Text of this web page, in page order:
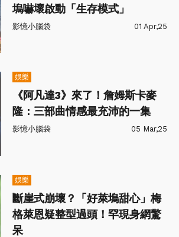
塢嚇壞啟動「生存模式」
影憶小腦袋 01 Apr,25
娛樂
《阿凡達3》來了！詹姆斯卡麥
隆：三部曲情感最充沛的一集
影憶小腦袋 05 Mar,25
娛樂
斷崖式崩壞？「好萊塢甜心」梅
格萊恩疑整型過頭！罕現身網驚
呆